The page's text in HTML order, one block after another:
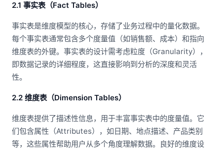
2.1 事实表（Fact Tables）
事实表是维度模型的核心，存储了业务过程中的量化数据。
每个事实表通常包含多个度量值（如销售额、成本）和指向
维度表的外键。事实表的设计需考虑粒度（Granularity），
即数据记录的详细程度，这直接影响到分析的深度和灵活
性。
2.2 维度表（Dimension Tables）
维度表提供了描述性信息，用于丰富事实表中的度量值。它
们包含属性（Attributes），如日期、地点描述、产品类别
等，这些属性帮助用户从多个角度理解数据。良好的维度设